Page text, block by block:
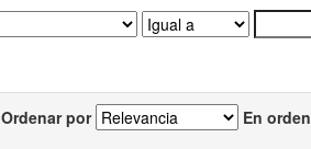
Ordenar por En orden